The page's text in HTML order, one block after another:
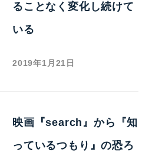
ることなく変化し続けて
いる
2019年1月21日
映画『search』から『知
っているつもり』の恐ろ